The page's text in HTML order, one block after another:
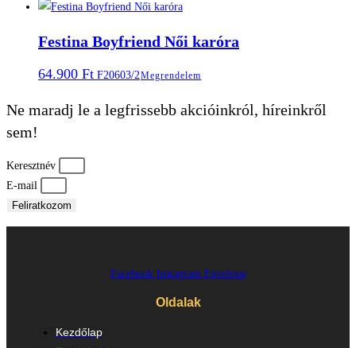
Festina Boyfriend Női karóra
64.900 Ft F20603/2Megrendelem
Ne maradj le a legfrissebb akcióinkról, híreinkről
sem!
Keresztnév
E-mail
Feliratkozom
Facebook Instagram Envelope
Oldalak
Kezdőlap